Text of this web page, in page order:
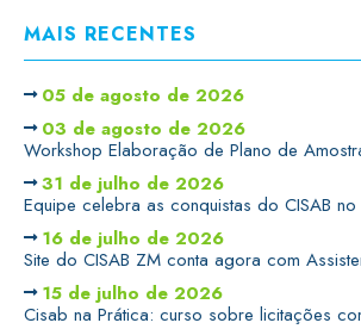
MAIS RECENTES
05 de agosto de 2026
03 de agosto de 2026
Workshop Elaboração de Plano de
31 de julho de 2026
Equipe celebra as conquistas do CISAB
16 de julho de 2026
Site do CISAB ZM conta agora com
15 de julho de 2026
Cisab na Prática: curso sobre licitações